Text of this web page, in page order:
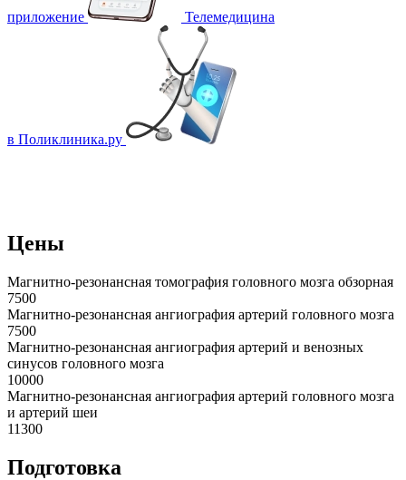
приложение Телемедицина
в Поликлиника.ру
Цены
Магнитно-резонансная томография головного мозга обзорная
7500
Магнитно-резонансная ангиография артерий головного мозга
7500
Магнитно-резонансная ангиография артерий и венозных
синусов головного мозга
10000
Магнитно-резонансная ангиография артерий головного мозга
и артерий шеи
11300
Подготовка